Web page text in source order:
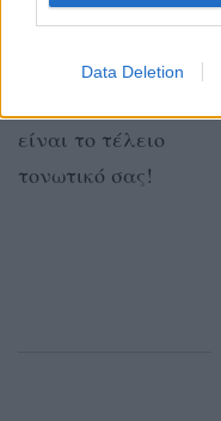
Data Deletion
Στον έρωτα η
διαφορετική
είναι το τέλειο
τονωτικό σας!